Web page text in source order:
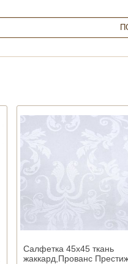
Салфетка 45х45 ткань
жаккард,Прованс